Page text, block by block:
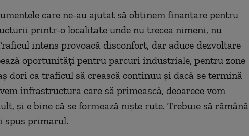
care ne-au ajutat să obţinem finanţare pentru
printr-o localitate unde nu trecea nimeni, nu
intens provoacă disconfort, dar aduce dezvoltare
oportunităţi pentru parcuri industriale, pentru zone
dori ca traficul să crească continuu şi dacă se termină
infrastructura care să primească, deoarece vom
şi e bine că se formează nişte rute. Trebuie să rămână
spus primarul.